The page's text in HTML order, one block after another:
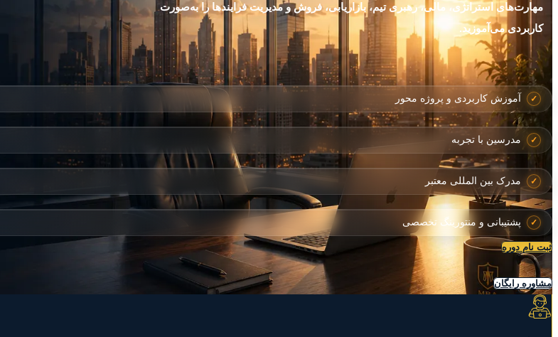
مهارت‌های استراتژی، مالی، رهبری تیم، بازاریابی، فروش و مدیریت فرایندها را به‌صورت
کاربردی می‌آموزید.
آموزش کاربردی و پروژه محور
مدرسین با تجربه
مدرک بین المللی معتبر
پشتیبانی و منتورینگ تخصصی
ثبت نام دوره
مشاوره رایگان